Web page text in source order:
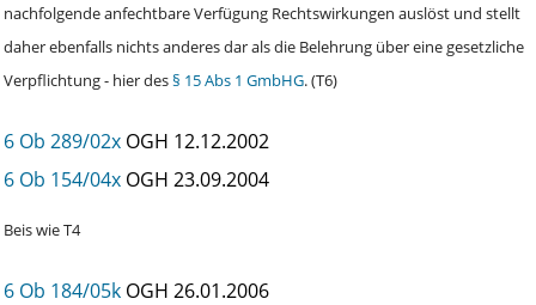
nachfolgende anfechtbare Verfügung Rechtswirkungen auslöst und stellt
daher ebenfalls nichts anderes dar als die Belehrung über eine gesetzliche
Verpflichtung - hier des§ 15 Abs 1 GmbHG. (T6)
6 Ob 289/02x OGH 12.12.2002
6 Ob 154/04x OGH 23.09.2004
Beis wie T4
6 Ob 184/05k OGH 26.01.2006